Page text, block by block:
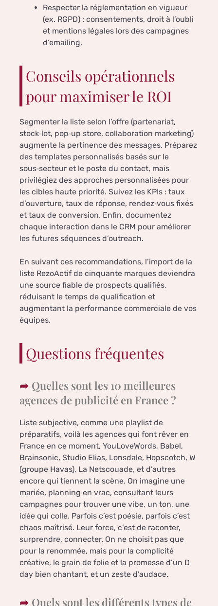
Respecter la réglementation en vigueur
(ex. RGPD) : consentements, droit à l’oubli
et mentions légales lors des campagnes
d’emailing.
Conseils opérationnels
pour maximiser le ROI
Segmenter la liste selon l’offre (partenariat,
stock‑lot, pop‑up store, collaboration marketing)
augmente la pertinence des messages. Préparez
des templates personnalisés basés sur le
sous‑secteur et le poste du contact, mais
privilégiez des approches personnalisées pour
les cibles haute priorité. Suivez les KPIs : taux
d’ouverture, taux de réponse, rendez‑vous fixés
et taux de conversion. Enfin, documentez
chaque interaction dans le CRM pour améliorer
les futures séquences d’outreach.
En suivant ces recommandations, l’import de la
liste RezoActif de cinquante marques deviendra
une source fiable de prospects qualifiés,
réduisant le temps de qualification et
augmentant la performance commerciale de vos
équipes.
Questions fréquentes
Quelles sont les 10 meilleures
agences de publicité en France ?
Liste subjective, comme une playlist de
préparatifs, voilà les agences qui font rêver en
France en ce moment, YouLoveWords, Babel,
Brainsonic, Studio Elias, Lonsdale, Hopscotch, W
(groupe Havas), La Netscouade, et d’autres
encore qui tiennent la scène. On imagine une
mariée, planning en vrac, consultant leurs
campagnes pour trouver une vibe, un ton, une
idée qui colle. Parfois c’est poésie, parfois c’est
chaos maîtrisé. Leur force, c’est de raconter,
surprendre, connecter. On ne choisit pas que
pour la renommée, mais pour la complicité
créative, le grain de folie et la promesse d’un D
day bien chantant, et un zeste d’audace.
Quels sont les différents types de